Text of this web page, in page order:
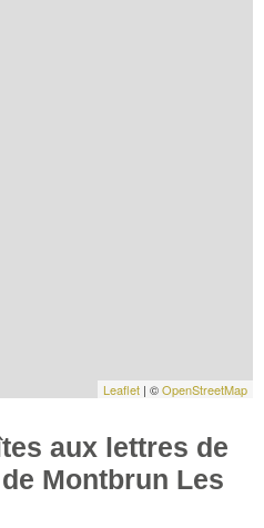
Leaflet | ©OpenStreetMap
aux lettres de
Montbrun Les